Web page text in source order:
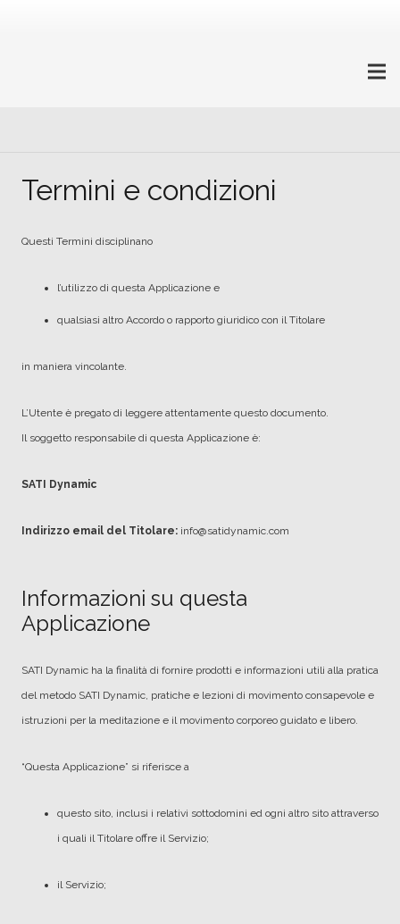
Termini e condizioni
Questi Termini disciplinano
l’utilizzo di questa Applicazione e
qualsiasi altro Accordo o rapporto giuridico con il Titolare
in maniera vincolante.
L’Utente è pregato di leggere attentamente questo documento.
Il soggetto responsabile di questa Applicazione è:
SATI Dynamic
Indirizzo email del Titolare: info@satidynamic.com
Informazioni su questa
Applicazione
SATI Dynamic ha la finalità di fornire prodotti e informazioni utili alla pratica
del metodo SATI Dynamic, pratiche e lezioni di movimento consapevole e
istruzioni per la meditazione e il movimento corporeo guidato e libero.
“Questa Applicazione” si riferisce a
questo sito, inclusi i relativi sottodomini ed ogni altro sito attraverso
i quali il Titolare offre il Servizio;
il Servizio;